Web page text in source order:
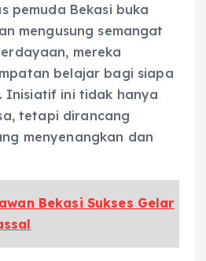
pemuda Bekasi buka
mengusung semangat
mereka
belajar bagi siapa
Inisiatif ini tidak hanya
tetapi dirancang
menyenangkan dan
Bekasi Sukses Gelar